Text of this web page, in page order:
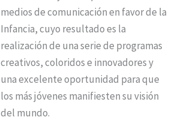
medios de comunicación en favor de la
Infancia, cuyo resultado es la
realización de una serie de programas
creativos, coloridos e innovadores y
una excelente oportunidad para que
los más jóvenes manifiesten su visión
del mundo.